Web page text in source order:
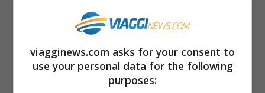
soleggiato, quasi estivo, anche ad autunno
Cipro, all’estremità orientale del Mar
Mediterraneo. Se in estate qui ci sono 40
viagginews.com asks for your consent to
use your personal data for the following
purposes: